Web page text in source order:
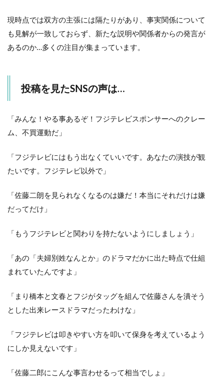
現時点では双方の主張には隔たりがあり、事実関係について
も見解が一致しておらず、新たな説明や関係者からの発言が
あるのか…多くの注目が集まっています。
投稿を見たSNSの声は…
「みんな！やる事あるぞ！フジテレビスポンサーへのクレー
ム、不買運動だ」
「フジテレビにはもう出なくていいです。あなたの演技が観
たいです。フジテレビ以外で」
「佐藤二朗を見られなくなるのは嫌だ！本当にそれだけは嫌
だってだけ」
「もうフジテレビと関わりを持たないようにしましょう」
「あの「夫婦別姓なんとか」のドラマだかに出た時点で仕組
まれていたんですよ」
「まり橋本と文春とフジがタッグを組んで佐藤さんを潰そう
とした出来レースドラマだったわけな」
「フジテレビは叩きやすい方を叩いて保身を考えているよう
にしか見えないです」
「佐藤二郎にこんな事言わせるって相当でしょ」